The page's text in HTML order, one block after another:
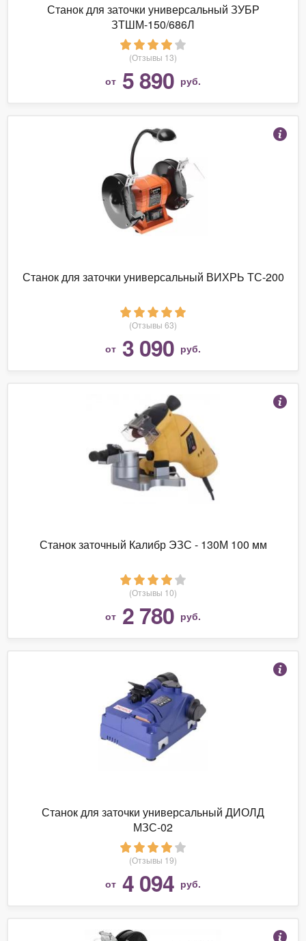
Станок для заточки универсальный ЗУБР
ЗТШМ-150/686Л
(Отзывы 13)
от 5 890 руб.
Станок для заточки универсальный ВИХРЬ ТС-200
(Отзывы 63)
от 3 090 руб.
Станок заточный Калибр ЭЗС - 130М 100 мм
(Отзывы 10)
от 2 780 руб.
Станок для заточки универсальный ДИОЛД
МЗС-02
(Отзывы 19)
от 4 094 руб.